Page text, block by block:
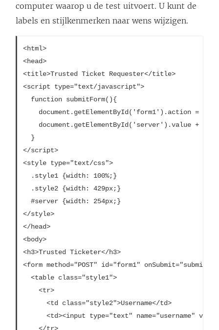
v
e
g
e
computer waarop u de test uitvoert. U kunt de
labels en stijlkenmerken naar wens wijzigen.
<html>
<head>
<title>Trusted Ticket Requester</title>
<script type="text/javascript">
  function submitForm(){
    document.getElementById('form1').action =
document.getElementById('server').value + "/
  }
</script>
<style type="text/css">
  .style1 {width: 100%;}
  .style2 {width: 429px;}
  #server {width: 254px;}
</style>
</head>
<body>
<h3>Trusted Ticketer</h3>
<form method="POST" id="form1"
  <table class="style1">
    <tr>
      <td class="style2">Username</td>
<td><input type="text" name="username"
    </tr>